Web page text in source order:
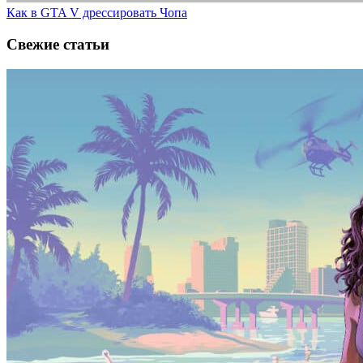
Как в GTA V дрессировать Чопа
Свежие статьи